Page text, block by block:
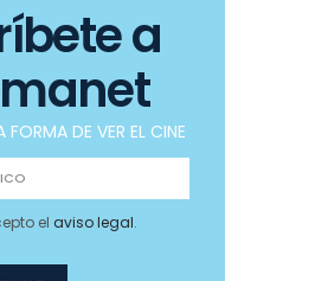
a
FORMA DE VER EL CINE
elaviso legal.